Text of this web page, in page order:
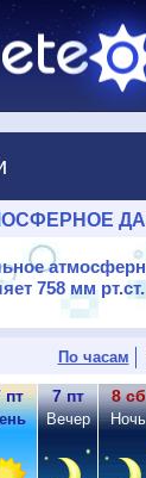
758 мм рт.ст.
По часам
пт 7 пт
Вечер
8 сб
Ночь